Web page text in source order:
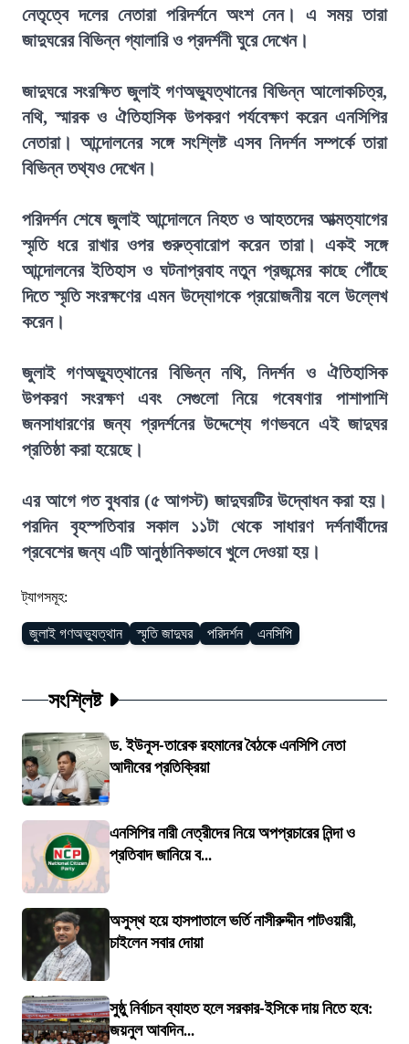
নেতৃত্বে দলের নেতারা পরিদর্শনে অংশ নেন। এ সময় তারা
জাদুঘরের বিভিন্ন গ্যালারি ও প্রদর্শনী ঘুরে দেখেন।
জাদুঘরে সংরক্ষিত জুলাই গণঅভ্যুত্থানের বিভিন্ন আলোকচিত্র,
নথি, স্মারক ও ঐতিহাসিক উপকরণ পর্যবেক্ষণ করেন এনসিপির
নেতারা। আন্দোলনের সঙ্গে সংশ্লিষ্ট এসব নিদর্শন সম্পর্কে তারা
বিভিন্ন তথ্যও দেখেন।
পরিদর্শন শেষে জুলাই আন্দোলনে নিহত ও আহতদের আত্মত্যাগের
স্মৃতি ধরে রাখার ওপর গুরুত্বারোপ করেন তারা। একই সঙ্গে
আন্দোলনের ইতিহাস ও ঘটনাপ্রবাহ নতুন প্রজন্মের কাছে পৌঁছে
দিতে স্মৃতি সংরক্ষণের এমন উদ্যোগকে প্রয়োজনীয় বলে উল্লেখ
করেন।
জুলাই গণঅভ্যুত্থানের বিভিন্ন নথি, নিদর্শন ও ঐতিহাসিক
উপকরণ সংরক্ষণ এবং সেগুলো নিয়ে গবেষণার পাশাপাশি
জনসাধারণের জন্য প্রদর্শনের উদ্দেশ্যে গণভবনে এই জাদুঘর
প্রতিষ্ঠা করা হয়েছে।
এর আগে গত বুধবার (৫ আগস্ট) জাদুঘরটির উদ্বোধন করা হয়।
পরদিন বৃহস্পতিবার সকাল ১১টা থেকে সাধারণ দর্শনার্থীদের
প্রবেশের জন্য এটি আনুষ্ঠানিকভাবে খুলে দেওয়া হয়।
ট্যাগসমূহ:
জুলাই গণঅভ্যুত্থান স্মৃতি জাদুঘর পরিদর্শন এনসিপি
সংশ্লিষ্ট
ড. ইউনূস-তারেক রহমানের বৈঠকে এনসিপি নেতা
আদীবের প্রতিক্রিয়া
এনসিপির নারী নেত্রীদের নিয়ে অপপ্রচারের নিন্দা ও
প্রতিবাদ জানিয়ে ব...
অসুস্থ হয়ে হাসপাতালে ভর্তি নাসীরুদ্দীন পাটওয়ারী,
চাইলেন সবার দোয়া
সুষ্ঠু নির্বাচন ব্যাহত হলে সরকার-ইসিকে দায় নিতে হবে:
জয়নুল আবদিন...